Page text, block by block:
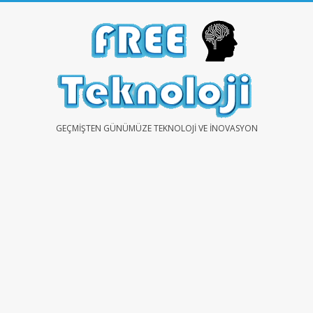
FREEGEÇMIŞTEN GÜNÜMÜZE TEKNOLOJI VE İNOVASYON